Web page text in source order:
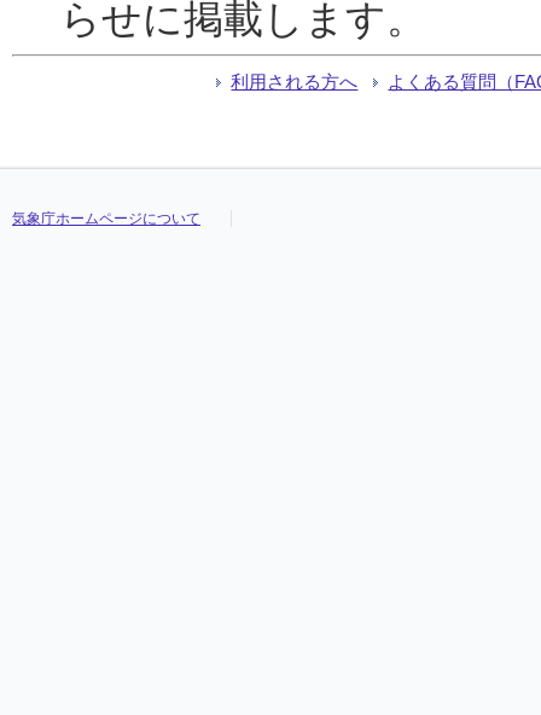
らせに掲載します。
利用される方へ よくある質問（
気象庁ホームページについて